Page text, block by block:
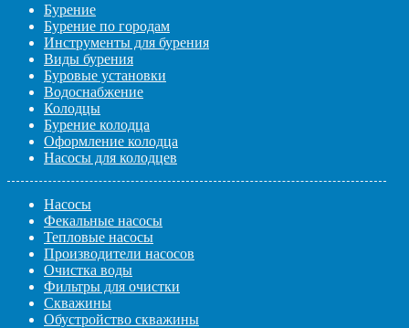
Бурение
Бурение по городам
Инструменты для бурения
Виды бурения
Буровые установки
Водоснабжение
Колодцы
Бурение колодца
Оформление колодца
Насосы для колодцев
Насосы
Фекальные насосы
Тепловые насосы
Производители насосов
Очистка воды
Фильтры для очистки
Скважины
Обустройство скважины